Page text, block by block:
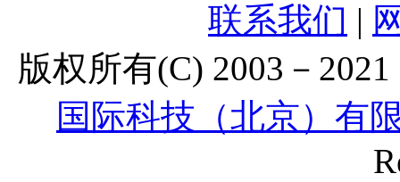
联系我们 |
版权所有(C) 2003－2021
国际科技（北京）有